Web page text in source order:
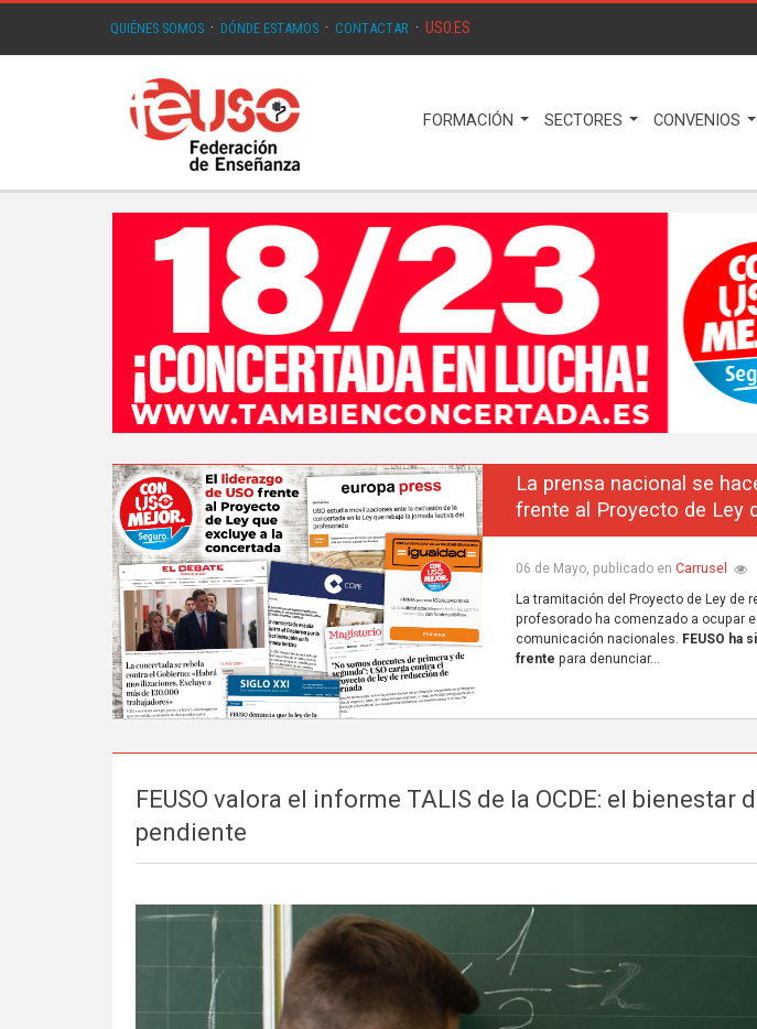
QUIÉNES SOMOS · DÓNDE ESTAMOS · CONTACTAR · USO.ES
FORMACIÓN SECTORES CONVENIOS
La prensa nacional se
frente al Proyecto de Ley
06 de Mayo, publicado en Carrusel
La tramitación del Proyecto de Ley de
profesorado ha comenzado a ocupar
comunicación nacionales. FEUSO ha
frente para denunciar...
FEUSO valora el informe TALIS de la OCDE: el bienestar
pendiente